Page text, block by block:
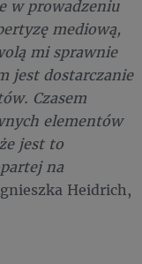
w prowadzeniu
mediową,
mi sprawnie
jest dostarczanie
Czasem
elementów
jest to
na
Heidrich,